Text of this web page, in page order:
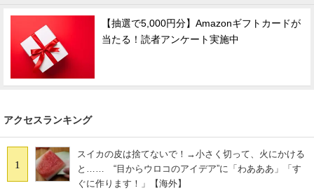
【抽選で5,000円分】Amazonギフトカードが
当たる！読者アンケート実施中
アクセスランキング
1
スイカの皮は捨てないで！→小さく切って、火にかける
と…… “目からウロコのアイデア”に「わあああ」「す
ぐに作ります！」【海外】